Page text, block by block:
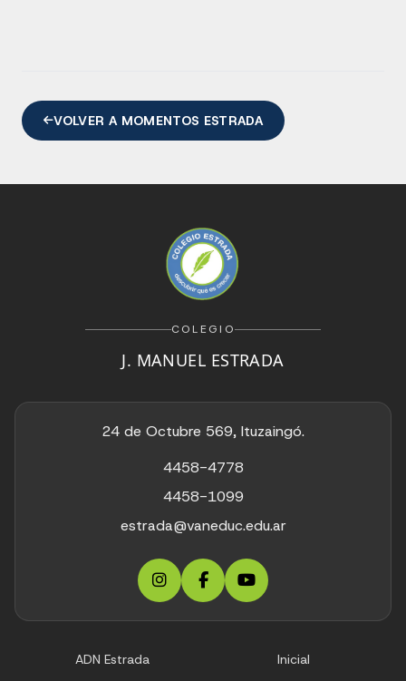
VOLVER A MOMENTOS ESTRADA
COLEGIO
J. MANUEL ESTRADA
24 de Octubre 569, Ituzaingó.
4458-4778
4458-1099
estrada@vaneduc.edu.ar
ADN Estrada Inicial